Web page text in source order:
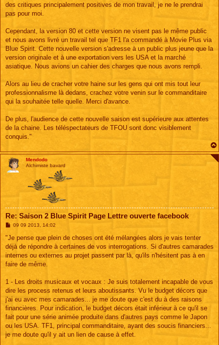
des critiques principalement positives de mon travail, je ne le prendrai
pas pour moi.
Cependant, la version 80 et cette version ne visent pas le même public
et nous avons livré un travail tel que TF1 l'a commandé à Movie Plus via
Blue Spirit. Cette nouvelle version s'adresse à un public plus jeune que la
version originale et à une exportation vers les USA et la marché
asiatique. Nous avions un cahier des charges que nous avons rempli.
Alors au lieu de cracher votre haine sur les gens qui ont mis tout leur
professionnalisme là dedans, crachez votre venin sur le commanditaire
qui la souhaitée telle quelle. Merci d'avance.
De plus, l'audience de cette nouvelle saison est supérieure aux attentes
de la chaine. Les téléspectateurs de TFOU sont donc visiblement
conquis."
Mendodo
Alchimiste bavard
Re: Saison 2 Blue Spirit Page Lettre ouverte facebook
M
s
a
g
09 09 2013, 14:02
"Je pense que plein de choses ont été mélangées alors je vais tenter
déjà de répondre à certaines de vos interrogations. Si d'autres camarades
internes ou externes au projet passent par là, qu'ils n'hésitent pas à en
faire de même.
1 - Les droits musicaux et vocaux : Je suis totalement incapable de vous
dire les process retenus et leurs aboutissants. Vu le budget décors que
j'ai eu avec mes camarades... je me doute que c'est du à des raisons
financières. Pour indication, le budget décors était inférieur à ce qu'il se
fait pour une série animée produite dans d'autres pays comme le Japon
ou les USA. TF1, principal commanditaire, ayant des soucis financiers...
je me doute qu'il y ait un lien de cause à effet.